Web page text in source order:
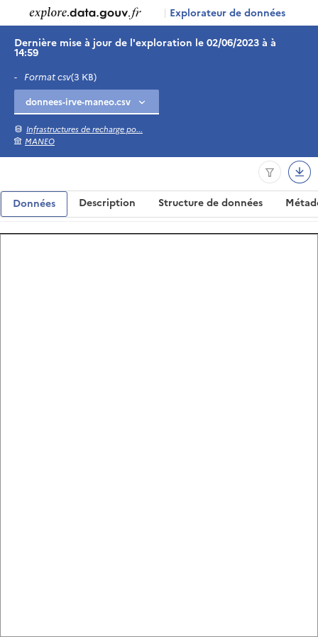
| Explorateur de données
Dernière mise à jour de l'exploration le 02/06/2023 à à
14:59
- Format csv(3 KB)
Infrastructures de recharge po...
MANEO
Données Description Structure de données